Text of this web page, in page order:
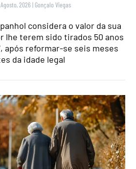
2026 | Gonçalo Viegas
considera o valor da sua
lhe terem sido tirados 50 anos
após reformar-se seis meses
da idade legal